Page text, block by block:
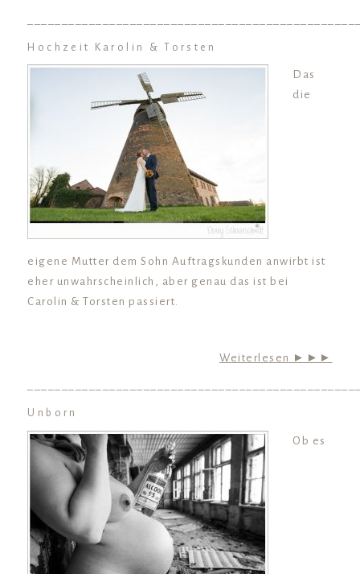
Hochzeit Karolin & Torsten
Das
die
eigene Mutter dem Sohn Auftragskunden anwirbt ist
eher unwahrscheinlich, aber genau das ist bei
Carolin & Torsten passiert.
Weiterlesen ►►►
Unborn
Ob es